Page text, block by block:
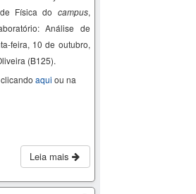
Física do campus,
Análise de
feira, 10 de outubro,
(B125).
aqui ou na
Leia mais